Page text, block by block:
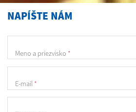
NAPÍŠTE NÁM
Meno a priezvisko *
E-mail *